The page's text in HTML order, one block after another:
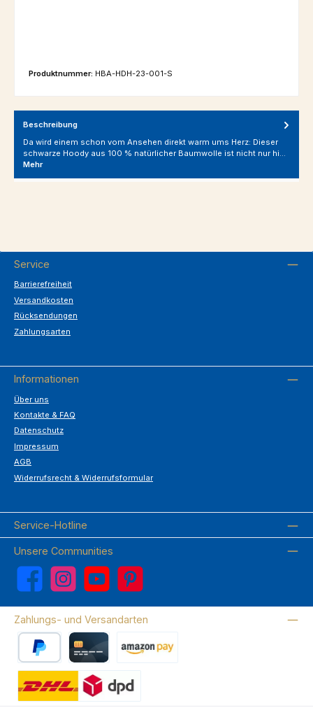
Produktnummer: HBA-HDH-23-001-S
Beschreibung
Da wird einem schon vom Ansehen direkt warm ums Herz: Dieser
schwarze Hoody aus 100 % natürlicher Baumwolle ist nicht nur hi…
Mehr
Service
Barrierefreiheit
Versandkosten
Rücksendungen
Zahlungsarten
Informationen
Über uns
Kontakte & FAQ
Datenschutz
Impressum
AGB
Widerrufsrecht & Widerrufsformular
Service-Hotline
Unsere Communities
Facebook Instagram YouTube Pinterest
Zahlungs- und Versandarten